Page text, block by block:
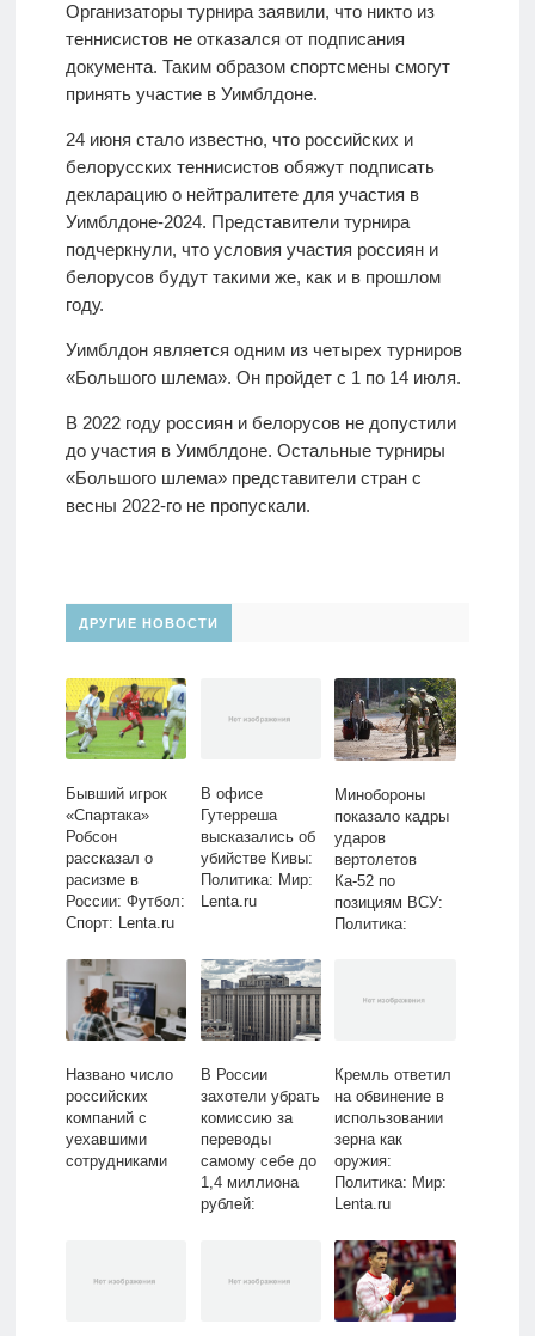
Организаторы турнира заявили, что никто из
теннисистов не отказался от подписания
документа. Таким образом спортсмены смогут
принять участие в Уимблдоне.
24 июня стало известно, что российских и
белорусских теннисистов обяжут подписать
декларацию о нейтралитете для участия в
Уимблдоне-2024. Представители турнира
подчеркнули, что условия участия россиян и
белорусов будут такими же, как и в прошлом
году.
Уимблдон является одним из четырех турниров
«Большого шлема». Он пройдет с 1 по 14 июля.
В 2022 году россиян и белорусов не допустили
до участия в Уимблдоне. Остальные турниры
«Большого шлема» представители стран с
весны 2022-го не пропускали.
ДРУГИЕ НОВОСТИ
Бывший игрок
«Спартака»
Робсон
рассказал о
расизме в
России: Футбол:
Спорт: Lenta.ru
В офисе
Гутерреша
высказались об
убийстве Кивы:
Политика: Мир:
Lenta.ru
Минобороны
показало кадры
ударов
вертолетов
Ка-52 по
позициям ВСУ:
Политика:
Названо число
российских
компаний с
уехавшими
сотрудниками
В России
захотели убрать
комиссию за
переводы
самому себе до
1,4 миллиона
рублей:
Lenta.ru
Кремль ответил
на обвинение в
использовании
зерна как
оружия:
Политика: Мир:
Lenta.ru